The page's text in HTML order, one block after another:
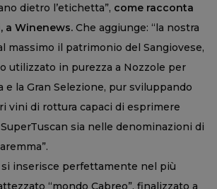
dietro l’etichetta”, come racconta
a Winenews. Che aggiunge: “la nostra
massimo il patrimonio del Sangiovese,
utilizzato in purezza a Nozzole per
e la Gran Selezione, pur sviluppando
vini di rottura capaci di esprimere
sia nelle denominazioni di
inserisce perfettamente nel più
“mondo Cabreo”, finalizzato a